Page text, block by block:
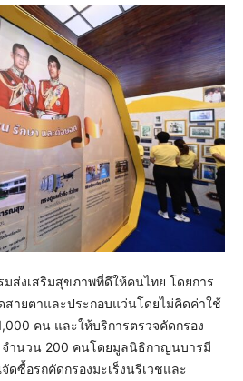
ส่งเสริมสุขภาพที่ดีให้คนไทย โดยการ
สายตาและประกอบแว่นโดยไม่คิดค่าใช้
คน และให้บริการตรวจคัดกรอง
จำนวน 200 คนโดยมูลนิธิกาญนบารมี
ซื้อรถคัดกรองมะเร็งนรีเวชและ